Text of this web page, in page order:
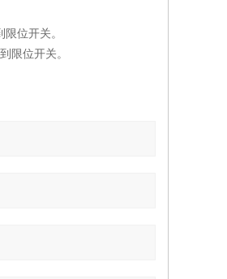
位开关。
限位开关。